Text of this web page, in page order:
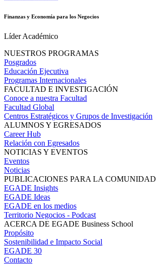
Finanzas y Economía para los Negocios
Líder Académico
NUESTROS PROGRAMAS
Posgrados
Educación Ejecutiva
Programas Internacionales
FACULTAD E INVESTIGACIÓN
Conoce a nuestra Facultad
Facultad Global
Centros Estratégicos y Grupos de Investigación
ALUMNOS Y EGRESADOS
Career Hub
Relación con Egresados
NOTICIAS Y EVENTOS
Eventos
Noticias
PUBLICACIONES PARA LA COMUNIDAD
EGADE Insights
EGADE Ideas
EGADE en los medios
Territorio Negocios - Podcast
ACERCA DE EGADE Business School
Propósito
Sostenibilidad e Impacto Social
EGADE 30
Contacto